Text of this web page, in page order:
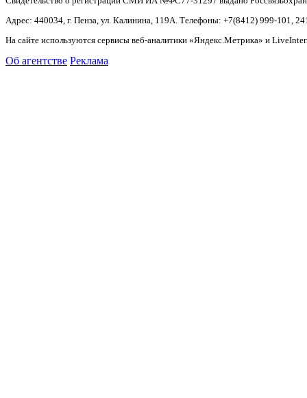
Адрес: 440034, г. Пенза, ул. Калинина, 119А. Телефоны: +7(8412) 999-101,
На сайте используются сервисы веб-аналитики «Яндекс.Метрика» и
Об агентстве Реклама